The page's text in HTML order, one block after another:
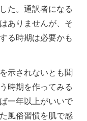
た。通訳者になる
ありませんが、そ
る時期は必要かも
示されないとも聞
時期を作ってみる
一年以上がいいで
風俗習慣を肌で感